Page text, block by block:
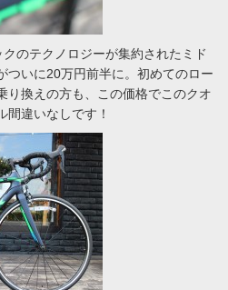
のテクノロジーが集約されたミド
ついに20万円前半に。初めてのロー
り換えの方も、この価格でこのクオ
間違いなしです！